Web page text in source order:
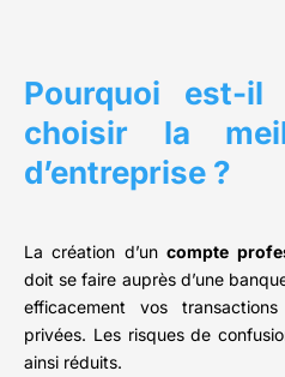
Pourquoi est-il
choisir la
d’entreprise ?
La création d’uncompte
doit se faire auprès d’une
efficacement vos
privées. Les risques de
ainsi réduits.